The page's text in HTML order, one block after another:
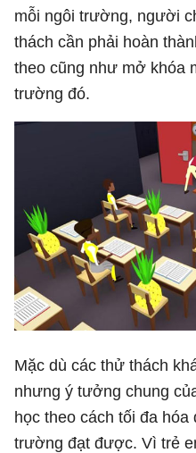
mỗi ngôi trường, người
thách cần phải hoàn
theo cũng như mở khóa
trường đó.
Mặc dù các thử thách
nhưng ý tưởng chung
học theo cách tối đa hóa
trường đạt được. Vì trẻ